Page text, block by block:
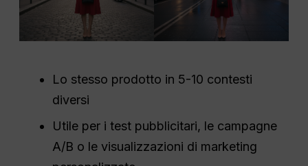
Lo stesso prodotto in 5-10 contesti
diversi
Utile per i test pubblicitari, le campagne
A/B o le visualizzazioni di marketing